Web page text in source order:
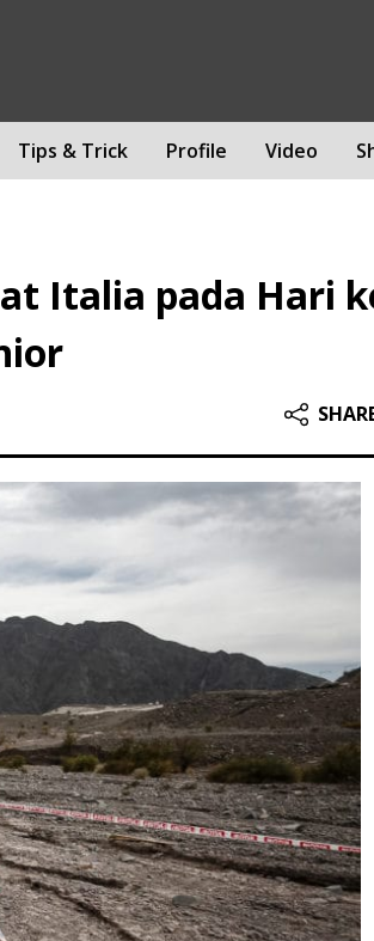
Tips & Trick Profile Video
Italia pada Hari